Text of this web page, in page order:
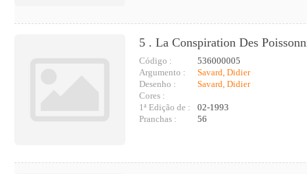
5 . La Conspiration Des
Código :
536000005
Argumento :
Savard, Didier
Desenho :
Savard, Didier
Cores :
1ª Edição de :
02-1993
Pranchas :
56